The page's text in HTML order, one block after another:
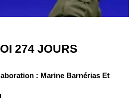
274 JOURS
: Marine Barnérias Et